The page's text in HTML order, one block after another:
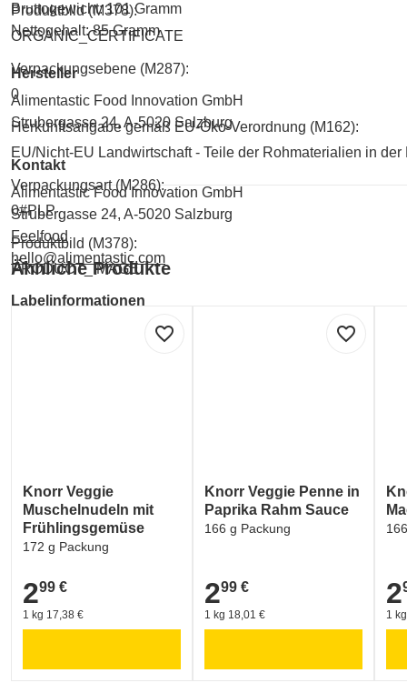
Bruttogewicht: 101 Gramm
Nettogehalt: 85 Gramm
Hersteller
Alimentastic Food Innovation GmbH
Strubergasse 24, A-5020 Salzburg
Kontakt
Alimentastic Food Innovation GmbH
Strubergasse 24, A-5020 Salzburg
Feelfood
hello@alimentastic.com
Labelinformationen
Umwelt und Verpackung:
Produktbild (M378):
ORGANIC_CERTIFICATE
Verpackungsebene (M287):
0
Herkunftsangabe gemäß EU-Öko-Verordnung (M162):
EU/Nicht-EU Landwirtschaft - Teile der Rohmaterialien in
Verpackungsart (M286):
0#PLP
Produktbild (M378):
PRODUCT_IMAGE
Ähnliche Produkte
favorite_border
Knorr Veggie
Muschelnudeln mit
Frühlingsgemüse
172 g Packung
2,99 €
299 €
1 kg 17,38 €
favorite_border
Knorr Veggie Penne in
Paprika Rahm Sauce
166 g Packung
2,99 €
299 €
1 kg 18,01 €
2
1